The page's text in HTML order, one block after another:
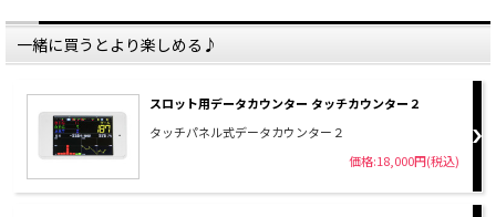
一緒に買うとより楽しめる♪
スロット用データカウンター タッチカウンター２
タッチパネル式データカウンター２
価格:18,000円(税込)